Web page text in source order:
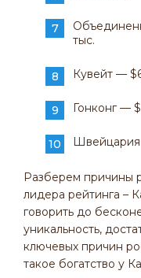
тыс.
Кувейт —
Гонконг —
Швейцария
Разберем причины
лидера рейтинга –
говорить до
уникальность,
ключевых причин
такое богатство у